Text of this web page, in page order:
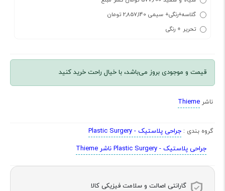
گلاسه+رنگی+ سیمی 2,857,140 تومان
تحریر + رنگی
قیمت و موجودی بروز می‌باشد، با خیال راحت خرید کنید
ناشر Thieme
گروه بندی : جراحی پلاستیک - Plastic Surgery
جراحی پلاستیک - Plastic Surgery ناشر Thieme
گارانتی اصالت و سلامت فیزیکی کالا